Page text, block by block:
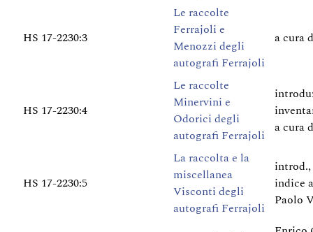
HS 17-2230:3
Le raccolte
Ferrajoli e
Menozzi degli
autografi Ferrajoli
a cura
HS 17-2230:4
Le raccolte
Minervini e
Odorici degli
autografi Ferrajoli
a cura
HS 17-2230:5
La raccolta e la
miscellanea
Visconti degli
autografi Ferrajoli
indice
Paolo